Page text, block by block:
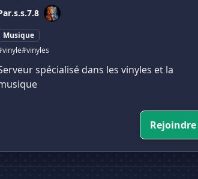
.s.s.7.8
Musique
#vinyles
spécialisé dans les vinyles et la
Rejoindre